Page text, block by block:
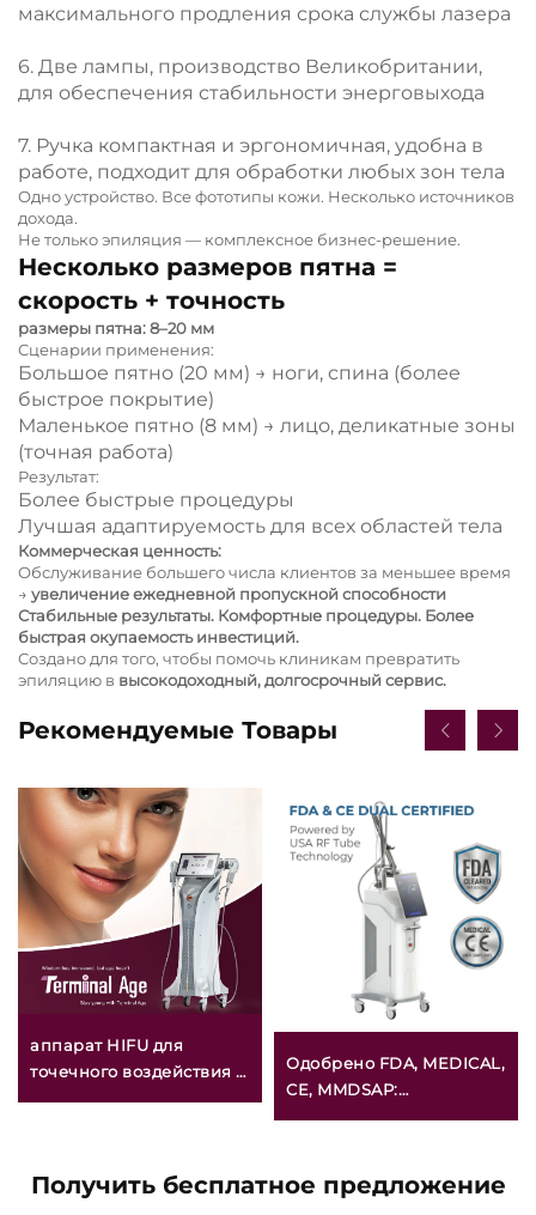
максимального продления срока службы лазера
6. Две лампы, производство Великобритании,
для обеспечения стабильности энерговыхода
7. Ручка компактная и эргономичная, удобна в
работе, подходит для обработки любых зон тела
Одно устройство. Все фототипы кожи. Несколько источников
дохода.
Не только эпиляция — комплексное бизнес-решение.
Несколько размеров пятна =
скорость + точность
размеры пятна: 8–20 мм
Сценарии применения:
Большое пятно (20 мм) → ноги, спина (более
быстрое покрытие)
Маленькое пятно (8 мм) → лицо, деликатные зоны
(точная работа)
Результат:
Более быстрые процедуры
Лучшая адаптируемость для всех областей тела
Коммерческая ценность:
Обслуживание большего числа клиентов за меньшее время
→ увеличение ежедневной пропускной способности
Стабильные результаты. Комфортные процедуры. Более
быстрая окупаемость инвестиций.
Создано для того, чтобы помочь клиникам превратить
эпиляцию в высокодоходный, долгосрочный сервис.
Рекомендуемые Товары
аппарат HIFU для
точечного воздействия с
борьба с признаками
старения
Одобрено FDA, MEDICAL,
CE, MMDSAP:
Получить бесплатное предложение